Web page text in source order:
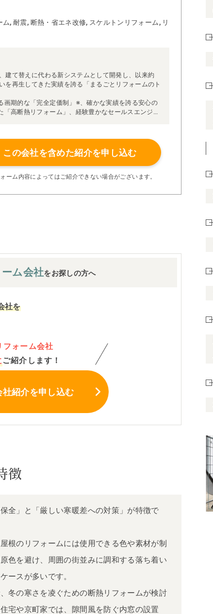
, 耐震, 断熱・省エネ改修, スケルトンリフォーム, リ
建て替えに代わる新システムとして開発し、以来約
を再生してきた実績を誇る「まるごとリフォームのト
画期的な「完全定価制」※、確かな実績を誇る安心の
「高断熱リフォーム」、経験豊かなセールスエンジニ
い施工品質を実現。
保証、アフターサービス体制で工事後も安心です。
お任せください！
着工後の追加費用はありません。
この会社を含めた紹介を申し込む
ーム内容によってはご紹介できない場合がございます。
ーム会社をお探しの方へ
社を
フォーム会社
ご紹介します！
社紹介を申し込む
徴
全」と「厳しい寒暖差への対策」が特徴で
根のリフォームには使用できる色や素材が制
色を避け、周囲の街並みに調和する落ち着い
ースが多いです。
冬の寒さを凌ぐための断熱リフォームが検討
宅や京町家では、隙間風を防ぐ内窓の設置